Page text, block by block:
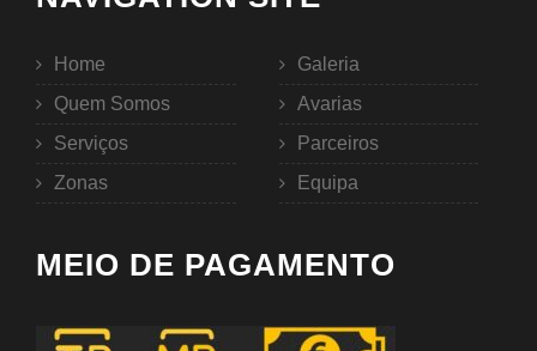
Home
Quem Somos
Serviços
Zonas
Galeria
Avarias
Parceiros
Equipa
MEIO DE PAGAMENTO